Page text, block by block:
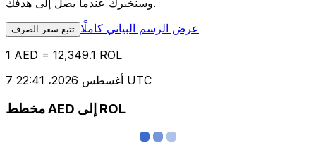
وسنخبرك عندما يصل إلى هدفك.
تتبع سعر الصرف عرض الرسم البياني كاملًا
1 AED = 12,349.1 ROL
7 أغسطس 2026، 22:41 UTC
مخطط AED إلى ROL